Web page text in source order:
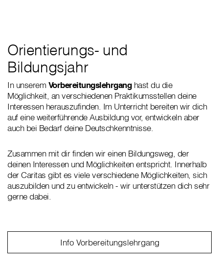
Orientierungs- und
Bildungsjahr
In unserem Vorbereitungslehrganghast du die
Möglichkeit, an verschiedenen Praktikumsstellen deine
Interessen herauszufinden. Im Unterricht bereiten wir dich
auf eine weiterführende Ausbildung vor, entwickeln aber
auch bei Bedarf deine Deutschkenntnisse.
Zusammen mit dir finden wir einen Bildungsweg, der
deinen Interessen und Möglichkeiten entspricht. Innerhalb
der Caritas gibt es viele verschiedene Möglichkeiten, sich
auszubilden und zu entwickeln - wir unterstützen dich sehr
gerne dabei.
Info Vorbereitungslehrgang